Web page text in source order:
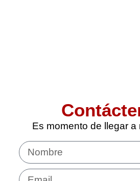
Es momento de llegar a